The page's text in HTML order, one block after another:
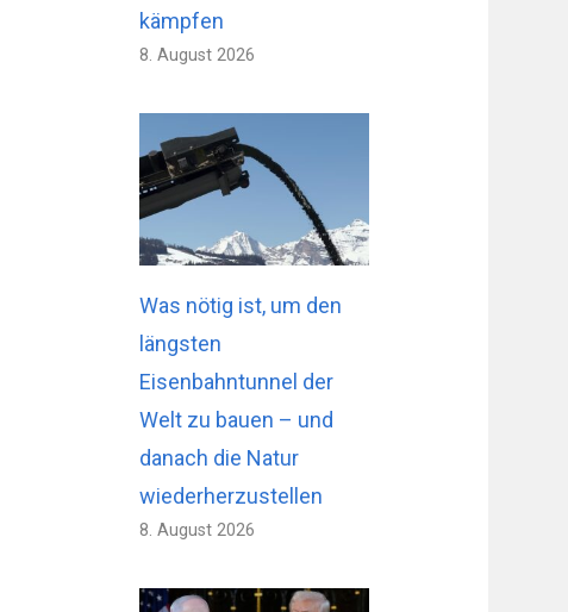
kämpfen
8. August 2026
Was nötig ist, um den
längsten
Eisenbahntunnel der
Welt zu bauen – und
danach die Natur
wiederherzustellen
8. August 2026